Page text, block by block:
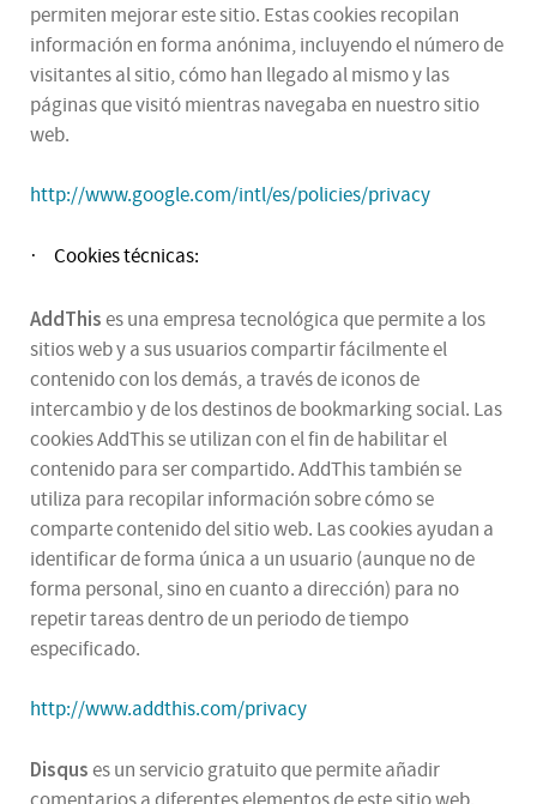
permiten mejorar este sitio. Estas cookies recopilan
información en forma anónima, incluyendo el número de
visitantes al sitio, cómo han llegado al mismo y las
páginas que visitó mientras navegaba en nuestro sitio
web.
http://www.google.com/intl/es/policies/privacy
· Cookies técnicas:
AddThises una empresa tecnológica que permite a los
sitios web y a sus usuarios compartir fácilmente el
contenido con los demás, a través de iconos de
intercambio y de los destinos de bookmarking social. Las
cookies AddThis se utilizan con el fin de habilitar el
contenido para ser compartido. AddThis también se
utiliza para recopilar información sobre cómo se
comparte contenido del sitio web. Las cookies ayudan a
identificar de forma única a un usuario (aunque no de
forma personal, sino en cuanto a dirección) para no
repetir tareas dentro de un periodo de tiempo
especificado.
http://www.addthis.com/privacy
Disquses un servicio gratuito que permite añadir